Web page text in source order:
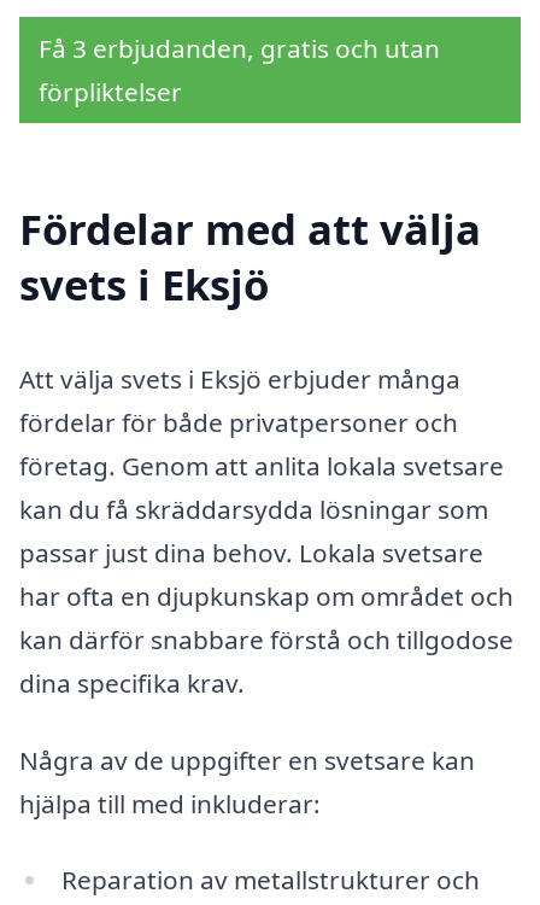
Få 3 erbjudanden, gratis och utan
förpliktelser
Fördelar med att välja
svets i Eksjö
Att välja svets i Eksjö erbjuder många
fördelar för både privatpersoner och
företag. Genom att anlita lokala svetsare
kan du få skräddarsydda lösningar som
passar just dina behov. Lokala svetsare
har ofta en djupkunskap om området och
kan därför snabbare förstå och tillgodose
dina specifika krav.
Några av de uppgifter en svetsare kan
hjälpa till med inkluderar:
Reparation av metallstrukturer och